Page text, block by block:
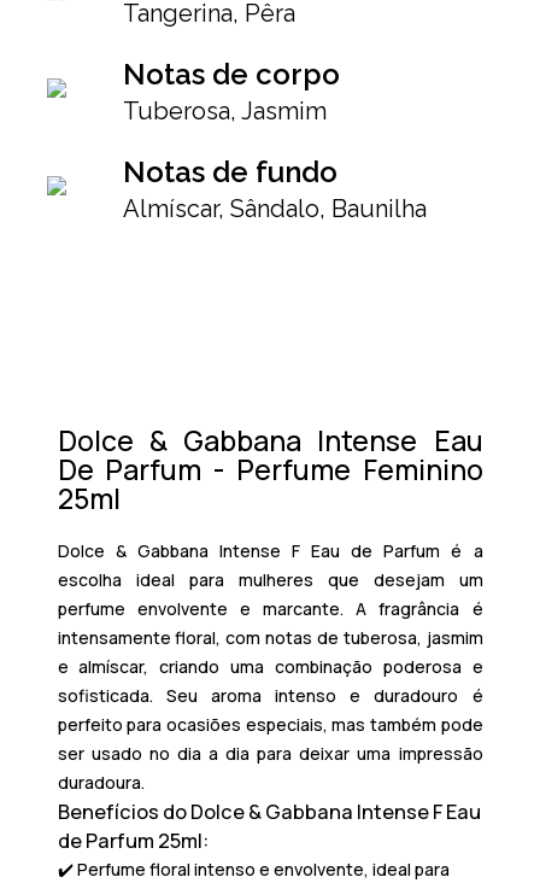
Tangerina, Pêra
Notas de corpo
Tuberosa, Jasmim
Notas de fundo
Almíscar, Sândalo, Baunilha
Dolce & Gabbana Intense Eau
De Parfum - Perfume Feminino
25ml
Dolce & Gabbana Intense F Eau de Parfum é a
escolha ideal para mulheres que desejam um
perfume envolvente e marcante. A fragrância é
intensamente floral, com notas de tuberosa, jasmim
ealmíscar, criando uma combinação poderosa e
sofisticada. Seu aroma intenso e duradouro é
perfeito para ocasiões especiais, mas também pode
ser usado no dia a dia para deixar uma impressão
duradoura.
Benefícios do Dolce & Gabbana Intense F Eau
de Parfum 25ml:
✔️ Perfume floral intenso e envolvente, ideal para